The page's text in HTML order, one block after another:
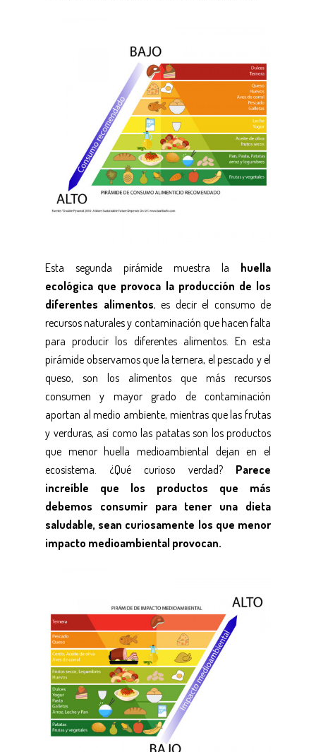
Esta segunda pirámide muestra la huella
ecológica que provoca la producción de los
diferentes alimentos, es decir el consumo de
recursos naturales y contaminación que hacen falta
para producir los diferentes alimentos. En esta
pirámide observamos que la ternera, el pescado y el
queso, son los alimentos que más recursos
consumen y mayor grado de contaminación
aportan al medio ambiente, mientras que las frutas
y verduras, así como las patatas son los productos
que menor huella medioambiental dejan en el
ecosistema. ¿Qué curioso verdad? Parece
increíble que los productos que más
debemos consumir para tener una dieta
saludable, sean curiosamente los que menor
impacto medioambiental provocan.